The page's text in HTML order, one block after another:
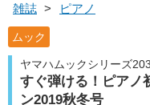
雑誌 > ピアノ
ムック
ヤマハムックシリーズ203
すぐ弾ける！ピアノ
ン2019秋冬号